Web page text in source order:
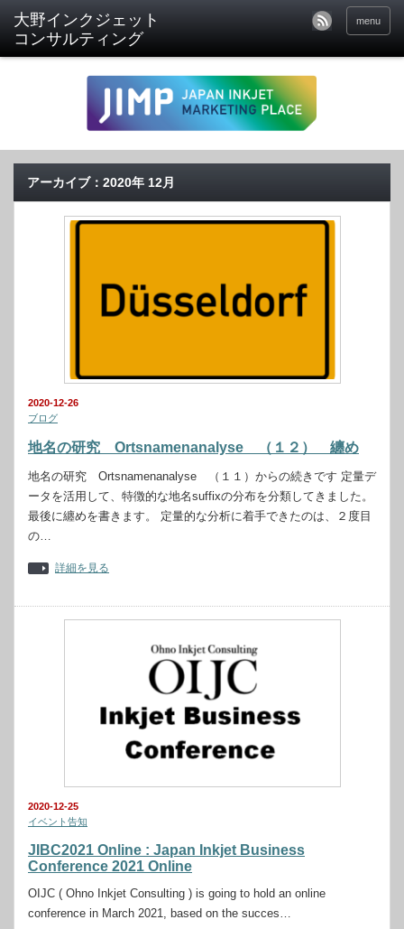
menu
アーカイブ：2020年 12月
2020-12-26
ブログ
地名の研究 Ortsnamenanalyse （１２） 纏め
地名の研究 Ortsnamenanalyse （１１）からの続きです 定量デ
ータを活用して、特徴的な地名suffixの分布を分類してきました。
最後に纏めを書きます。 定量的な分析に着手できたのは、２度目
の…
詳細を見る
2020-12-25
イベント告知
JIBC2021 Online : Japan Inkjet Business
Conference 2021 Online
OIJC ( Ohno Inkjet Consulting ) is going to hold an online
conference in March 2021, based on the succes…